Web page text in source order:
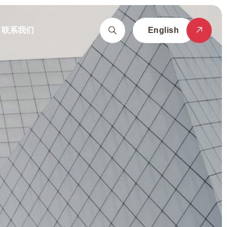
联系我们 English